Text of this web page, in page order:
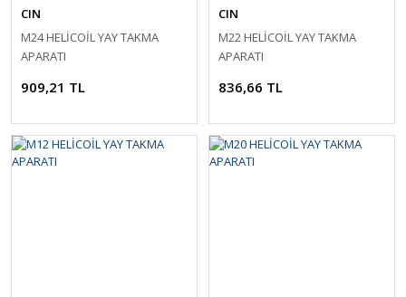
CIN
M24 HELİCOİL YAY TAKMA
APARATI
909,21 TL
CIN
M22 HELİCOİL YAY TAKMA
APARATI
836,66 TL